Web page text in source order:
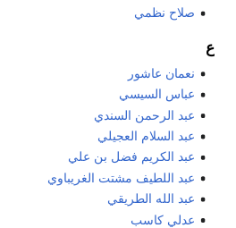
صلاح نظمي
ع
نعمان عاشور
عباس السيسي
عبد الرحمن السندي
عبد السلام العجيلي
عبد الكريم فضل بن علي
عبد اللطيف مشتت الغريباوي
عبد الله الطريقي
عدلي كاسب